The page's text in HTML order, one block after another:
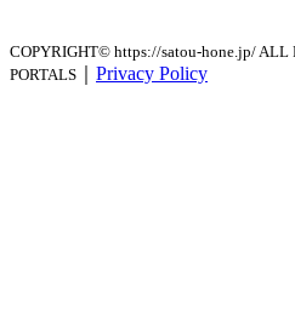
COPYRIGHT© https://satou-hone.jp/ ALL
PORTALS
Privacy Policy